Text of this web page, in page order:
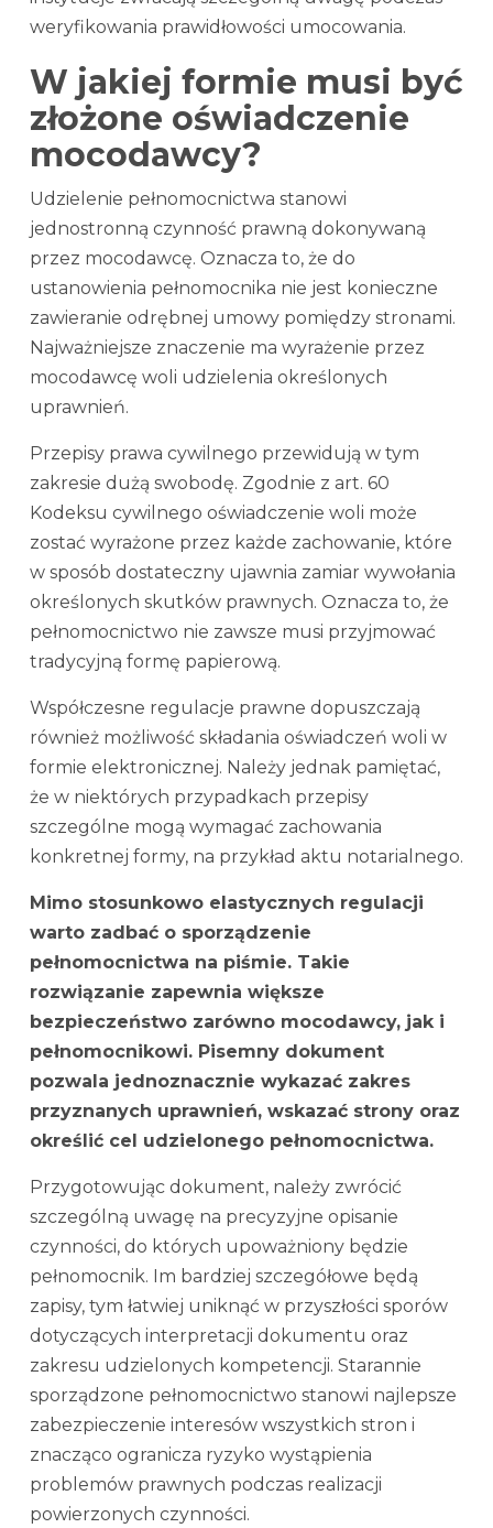
weryfikowania prawidłowości umocowania.
W jakiej formie musi być
złożone oświadczenie
mocodawcy?
Udzielenie pełnomocnictwa stanowi
jednostronną czynność prawną dokonywaną
przez mocodawcę. Oznacza to, że do
ustanowienia pełnomocnika nie jest konieczne
zawieranie odrębnej umowy pomiędzy stronami.
Najważniejsze znaczenie ma wyrażenie przez
mocodawcę woli udzielenia określonych
uprawnień.
Przepisy prawa cywilnego przewidują w tym
zakresie dużą swobodę. Zgodnie z art. 60
Kodeksu cywilnego oświadczenie woli może
zostać wyrażone przez każde zachowanie, które
w sposób dostateczny ujawnia zamiar wywołania
określonych skutków prawnych. Oznacza to, że
pełnomocnictwo nie zawsze musi przyjmować
tradycyjną formę papierową.
Współczesne regulacje prawne dopuszczają
również możliwość składania oświadczeń woli w
formie elektronicznej. Należy jednak pamiętać,
że w niektórych przypadkach przepisy
szczególne mogą wymagać zachowania
konkretnej formy, na przykład aktu notarialnego.
Mimo stosunkowo elastycznych regulacji
warto zadbać o sporządzenie
pełnomocnictwa na piśmie. Takie
rozwiązanie zapewnia większe
bezpieczeństwo zarówno mocodawcy, jak i
pełnomocnikowi. Pisemny dokument
pozwala jednoznacznie wykazać zakres
przyznanych uprawnień, wskazać strony oraz
określić cel udzielonego pełnomocnictwa.
Przygotowując dokument, należy zwrócić
szczególną uwagę na precyzyjne opisanie
czynności, do których upoważniony będzie
pełnomocnik. Im bardziej szczegółowe będą
zapisy, tym łatwiej uniknąć w przyszłości sporów
dotyczących interpretacji dokumentu oraz
zakresu udzielonych kompetencji. Starannie
sporządzone pełnomocnictwo stanowi najlepsze
zabezpieczenie interesów wszystkich stron i
znacząco ogranicza ryzyko wystąpienia
problemów prawnych podczas realizacji
powierzonych czynności.